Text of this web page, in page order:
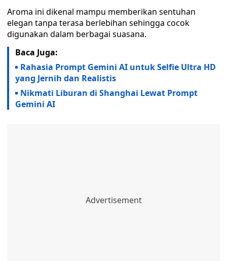
Aroma ini dikenal mampu memberikan sentuhan
elegan tanpa terasa berlebihan sehingga cocok
digunakan dalam berbagai suasana.
Baca Juga:
Rahasia Prompt Gemini AI untuk Selfie Ultra HD
yang Jernih dan Realistis
Nikmati Liburan di Shanghai Lewat Prompt
Gemini AI